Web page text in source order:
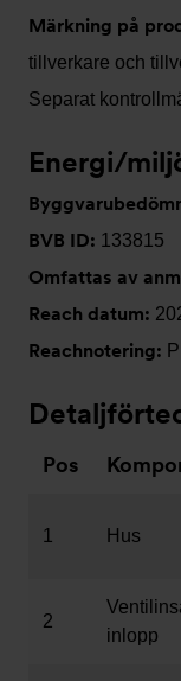
Märkning på
tillverkare och
Separat
Energi/
BVB ID: 133815
Omfattas av
Reach datum:
Reachnotering:
Pos
1 Hus
2
inlopp